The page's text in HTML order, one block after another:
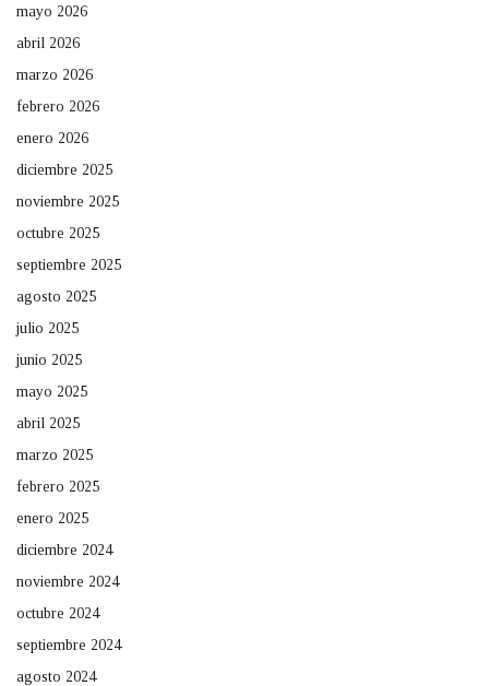
mayo 2026
abril 2026
marzo 2026
febrero 2026
enero 2026
diciembre 2025
noviembre 2025
octubre 2025
septiembre 2025
agosto 2025
julio 2025
junio 2025
mayo 2025
abril 2025
marzo 2025
febrero 2025
enero 2025
diciembre 2024
noviembre 2024
octubre 2024
septiembre 2024
agosto 2024